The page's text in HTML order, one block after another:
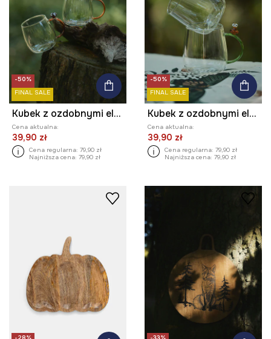
-50%
FINAL SALE
Kubek z ozdobnymi elementami (2-pack)
Cena aktualna:
39,90 zł
Cena regularna: 79,90 zł
Najniższa cena: 79,90 zł
-50%
FINAL SALE
Kubek z ozdobnymi elementami (2-pack)
Cena aktualna:
39,90 zł
Cena regularna: 79,90 zł
Najniższa cena: 79,90 zł